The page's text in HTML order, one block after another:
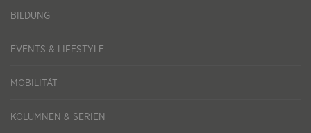
BILDUNG
EVENTS & LIFESTYLE
MOBILITÄT
KOLUMNEN & SERIEN